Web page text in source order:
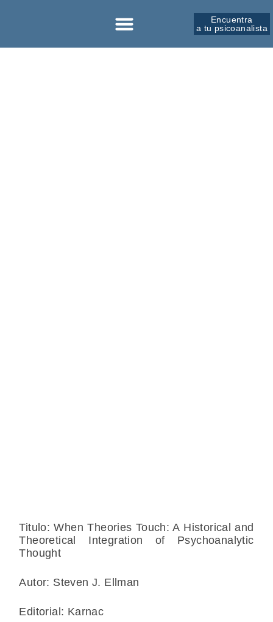
Encuentra
a tu psicoanalista
Titulo: When Theories Touch: A Historical and
Theoretical Integration of Psychoanalytic
Thought
Autor: Steven J. Ellman
Editorial: Karnac